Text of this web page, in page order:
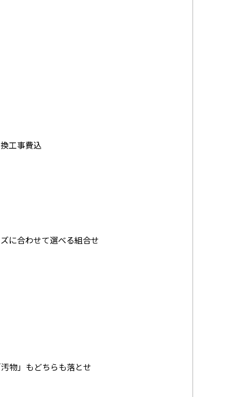
工事費込
に合わせて選べる組合せ
物」もどちらも落とせ